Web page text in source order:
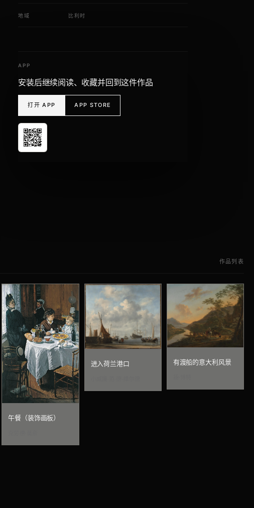
地域 比利时
APP
安装后继续阅读、收藏并回到这件作品
打开 APP APP STORE
作品列表
午餐（装饰画板）
进入荷兰港口 有渡船的意大利风景